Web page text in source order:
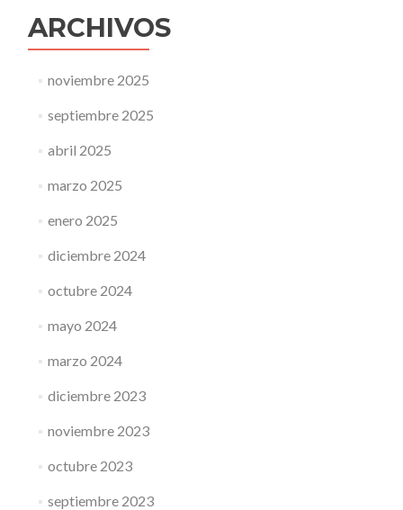
ARCHIVOS
noviembre 2025
septiembre 2025
abril 2025
marzo 2025
enero 2025
diciembre 2024
octubre 2024
mayo 2024
marzo 2024
diciembre 2023
noviembre 2023
octubre 2023
septiembre 2023